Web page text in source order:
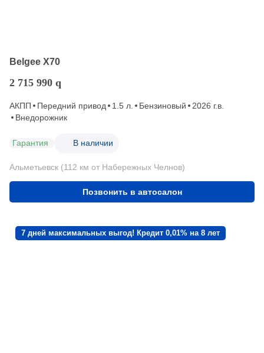
Belgee X70
2 715 990 q
АКПП Передний привод 1.5 л. Бензиновый
2026 г.в.
Внедорожник
Гарантия В наличии
Альметьевск (112 км от Набережных Челнов)
Позвонить в автосалон
7 дней максимальных выгод! Кредит 0,01% на 8 лет